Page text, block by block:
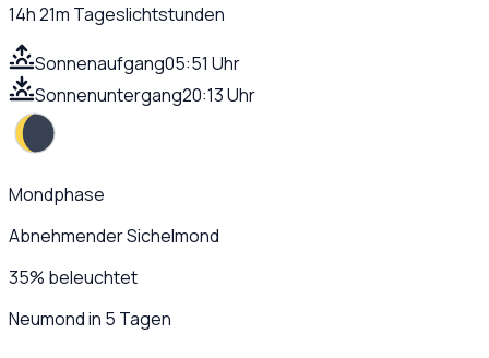
14h 21m Tageslichtstunden
Sonnenaufgang05:51 Uhr
Sonnenuntergang20:13 Uhr
Mondphase
Abnehmender Sichelmond
35% beleuchtet
Neumond in 5 Tagen